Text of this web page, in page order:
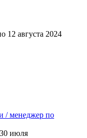
12 августа 2024
/ менеджер по
30 июля